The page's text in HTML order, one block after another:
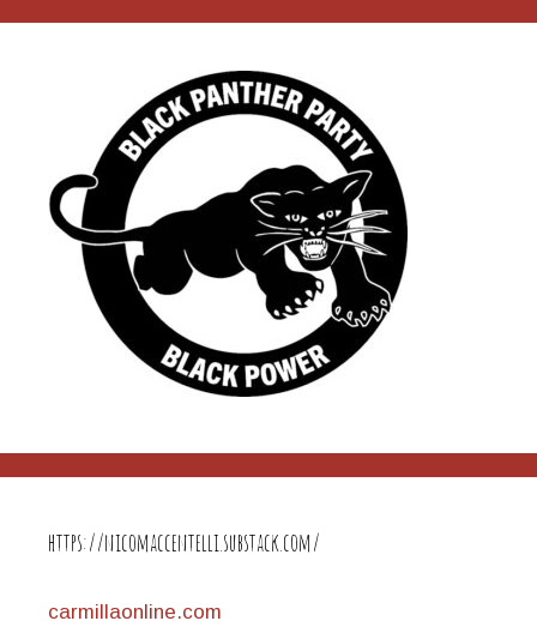
https://nicomaccentelli.substack.com/
carmillaonline.com